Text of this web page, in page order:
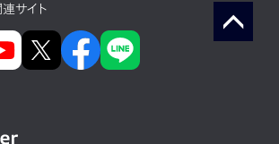
連サイト